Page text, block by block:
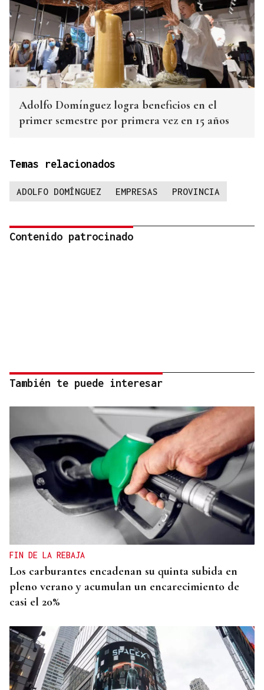
Adolfo Domínguez logra beneficios en el
primer semestre por primera vez en 15 años
Temas relacionados
ADOLFO DOMÍNGUEZ EMPRESAS PROVINCIA
Contenido patrocinado
También te puede interesar
FIN DE LA REBAJA
Los carburantes encadenan su quinta subida en
pleno verano y acumulan un encarecimiento de
casi el 20%